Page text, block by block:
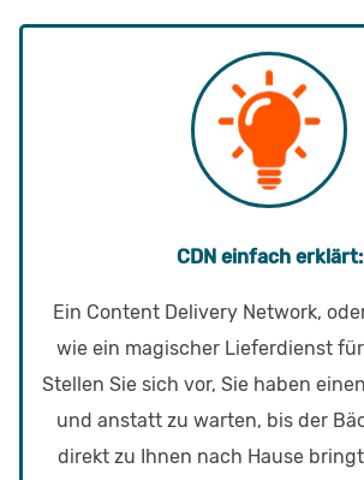
CDN einfach erklärt:
Ein Content Delivery Network,
wie ein magischer Lieferdienst
Stellen Sie sich vor, Sie haben
und anstatt zu warten, bis der
direkt zu Ihnen nach Hause